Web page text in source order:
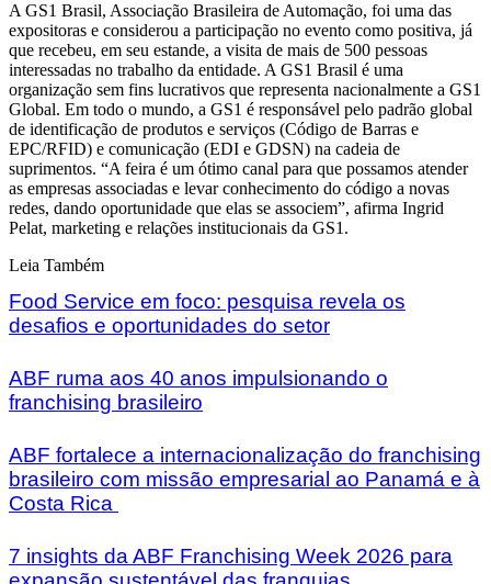
A GS1 Brasil, Associação Brasileira de Automação, foi uma das
expositoras e considerou a participação no evento como positiva, já
que recebeu, em seu estande, a visita de mais de 500 pessoas
interessadas no trabalho da entidade. A GS1 Brasil é uma
organização sem fins lucrativos que representa nacionalmente a GS1
Global. Em todo o mundo, a GS1 é responsável pelo padrão global
de identificação de produtos e serviços (Código de Barras e
EPC/RFID) e comunicação (EDI e GDSN) na cadeia de
suprimentos. “A feira é um ótimo canal para que possamos atender
as empresas associadas e levar conhecimento do código a novas
redes, dando oportunidade que elas se associem”, afirma Ingrid
Pelat, marketing e relações institucionais da GS1.
Leia Também
Food Service em foco: pesquisa revela os
desafios e oportunidades do setor
ABF ruma aos 40 anos impulsionando o
franchising brasileiro
ABF fortalece a internacionalização do franchising
brasileiro com missão empresarial ao Panamá e à
Costa Rica
7 insights da ABF Franchising Week 2026 para